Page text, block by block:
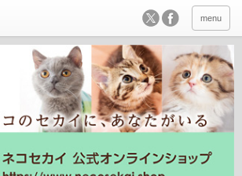
menu